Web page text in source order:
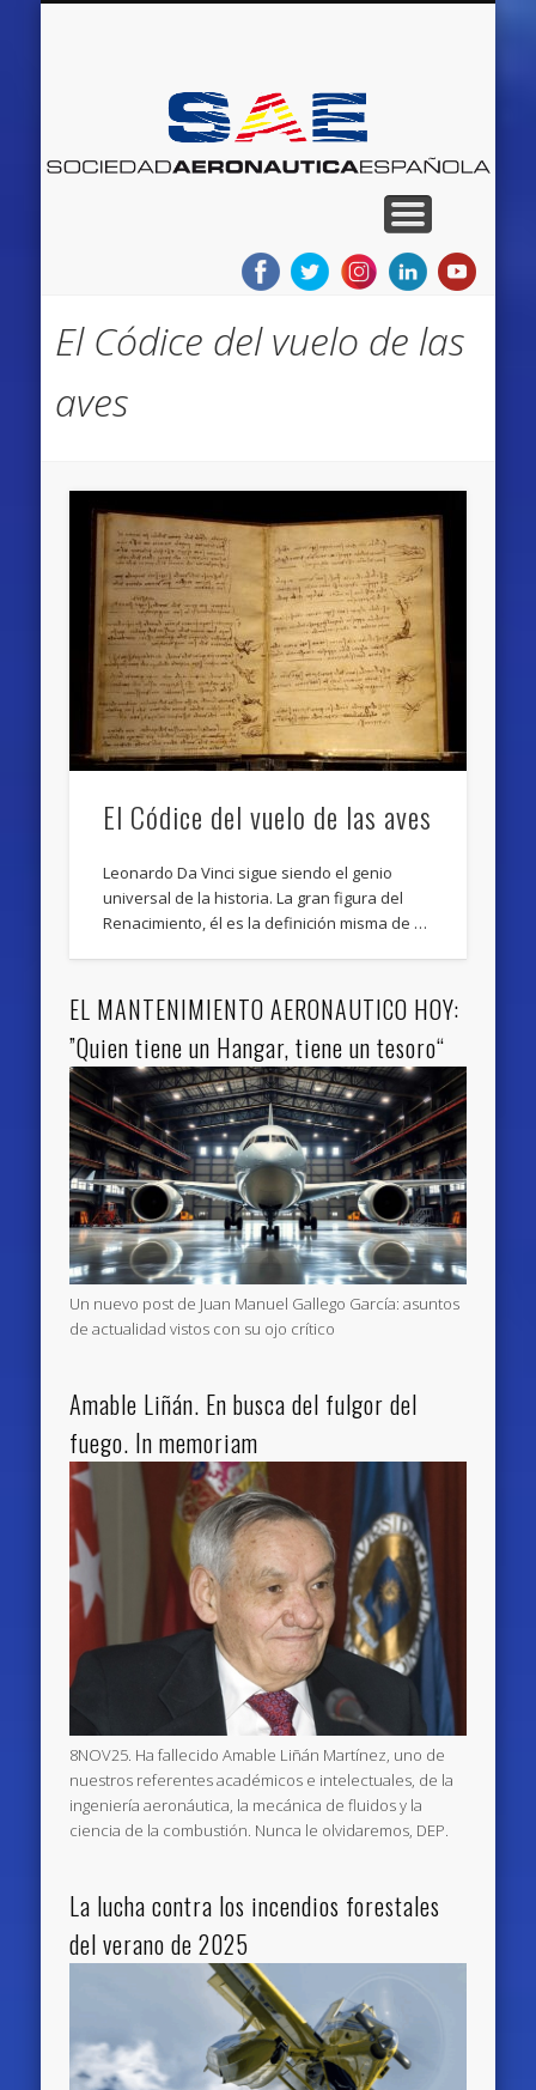
El Códice del vuelo de las
aves
El Códice del vuelo de las aves
Leonardo Da Vinci sigue siendo el genio
universal de la historia. La gran figura del
Renacimiento, él es la definición misma de …
EL MANTENIMIENTO AERONAUTICO HOY:
”Quien tiene un Hangar, tiene un tesoro“
Un nuevo post de Juan Manuel Gallego García: asuntos
de actualidad vistos con su ojo crítico
Amable Liñán. En busca del fulgor del
fuego. In memoriam
8NOV25. Ha fallecido Amable Liñán Martínez, uno de
nuestros referentes académicos e intelectuales, de la
ingeniería aeronáutica, la mecánica de fluidos y la
ciencia de la combustión. Nunca le olvidaremos, DEP.
La lucha contra los incendios forestales
del verano de 2025